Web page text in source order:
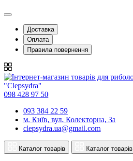
Доставка
Оплата
Правила повернення
098 428 97 50
093 384 22 59
м. Київ, вул. Колекторна, 3а
clepsydra.ua@gmail.com
Каталог товарів Каталог товарів